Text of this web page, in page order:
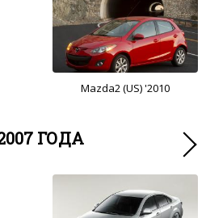
Mazda2 (US) '2010
ГОДА